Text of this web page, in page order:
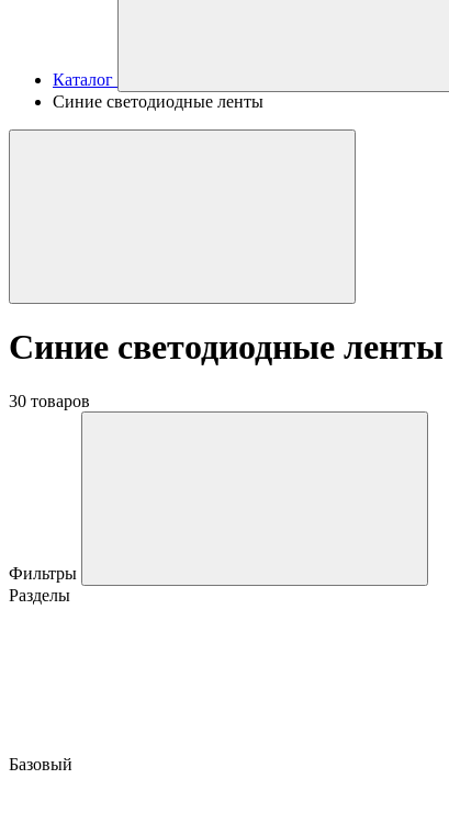
Каталог
Синие светодиодные ленты
Синие светодиодные ленты
30 товаров
Фильтры
Разделы
Базовый